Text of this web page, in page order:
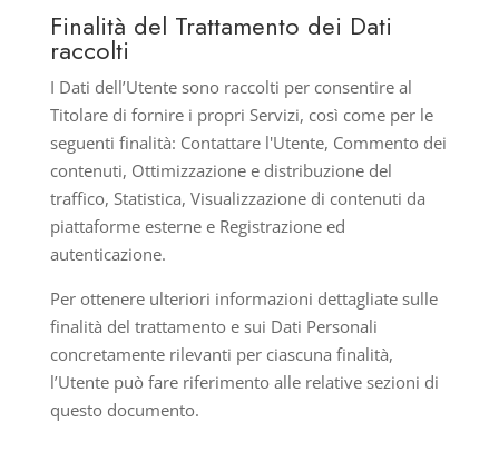
Finalità del Trattamento dei Dati
raccolti
I Dati dell’Utente sono raccolti per consentire al
Titolare di fornire i propri Servizi, così come per le
seguenti finalità: Contattare l'Utente, Commento dei
contenuti, Ottimizzazione e distribuzione del
traffico, Statistica, Visualizzazione di contenuti da
piattaforme esterne e Registrazione ed
autenticazione.
Per ottenere ulteriori informazioni dettagliate sulle
finalità del trattamento e sui Dati Personali
concretamente rilevanti per ciascuna finalità,
l’Utente può fare riferimento alle relative sezioni di
questo documento.